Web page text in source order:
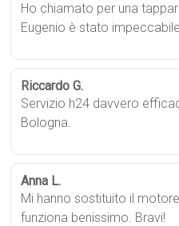
Ho chiamato per una
Eugenio è stato impeccabile.
Riccardo G.
Servizio h24 davvero
Bologna.
Anna L.
Mi hanno sostituito il
funziona benissimo. Bravi!